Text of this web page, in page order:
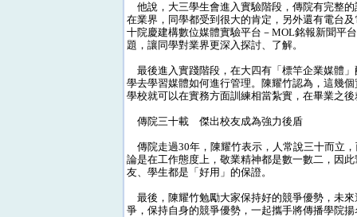
他說，大三學生會進入實驗階段，傳院有完整
在業界，同學都受到很大的肯定，另外還有電台
十院慶建構數位媒體實驗平台－MOL銘報新聞平
題，讓同學對業界更深入探討、了解。
最後進入實踐階段，在大四有「標竿企業媒體
學去學習媒體如何進行管理。陳耀竹認為，這幾
學校就可以在實務方面訓練相當紮實，在畢業之
傳院三十載 傑出校友成為強力後盾
傳院走過30年，陳耀竹表示，人常說三十而立
論是在工作態度上，敬業精神都是數一數二，因
友、學生都是「好用」的保證。
最後，陳耀竹勉勵大家保持好的競爭優勢，未
爭，保持自身的競爭優勢，一起攜手將傳播學院